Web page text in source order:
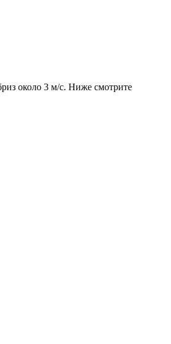
около 3 м/с. Ниже смотрите